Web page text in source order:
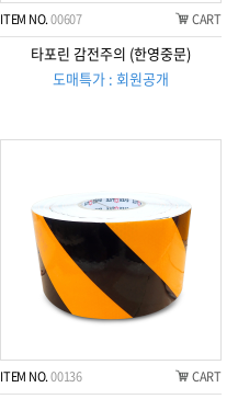
ITEM NO.00607 CART
타포린 감전주의 (한영중문)
도매특가 : 회원공개
ITEM NO.00136 CART